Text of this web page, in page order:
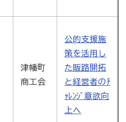
津幡町
商工会
公的支援施
策を活用し
た販路開拓
と経営者のﾁ
ｬﾚﾝｼﾞ意欲向
上へ